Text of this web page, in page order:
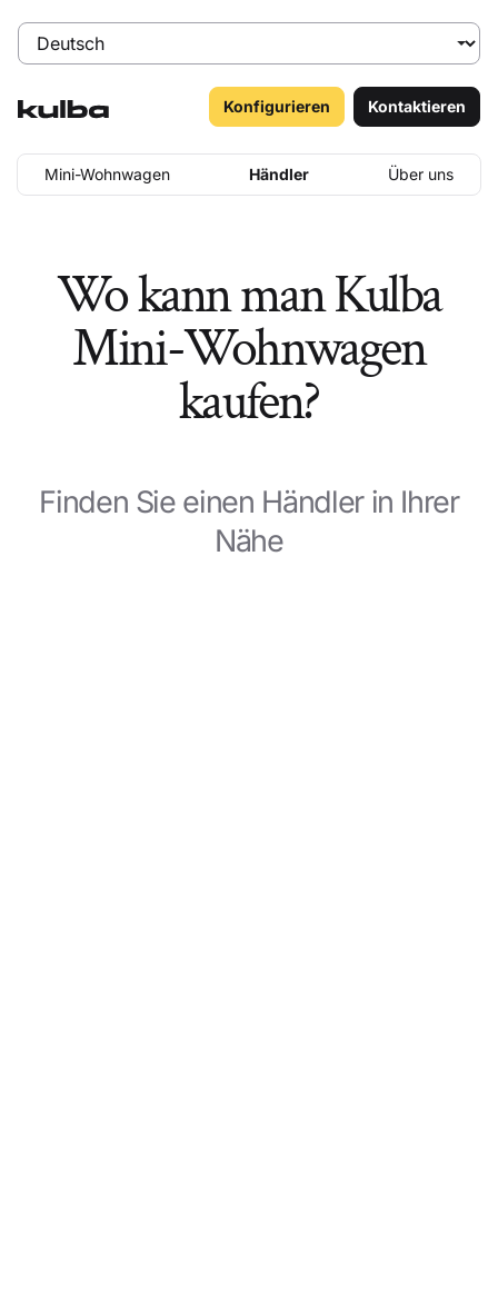
Mini-Wohnwagen Händler Über uns
Konfigurieren Kontaktieren
Wo kann man Kulba
Mini-Wohnwagen
kaufen?
Finden Sie einen Händler in Ihrer
Nähe